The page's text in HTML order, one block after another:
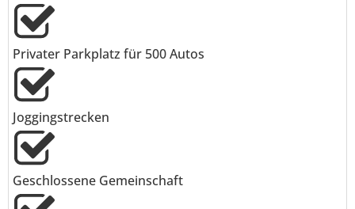
Privater Parkplatz für 500 Autos
Joggingstrecken
Geschlossene Gemeinschaft